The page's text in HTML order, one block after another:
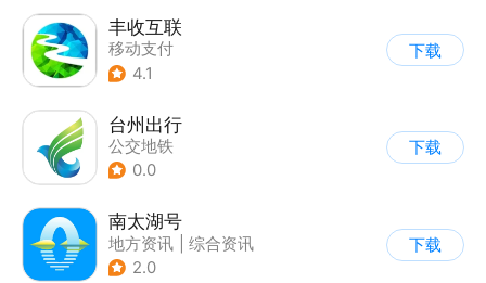
丰收互联
移动支付
4.1
下载
台州出行
公交地铁
0.0
下载
南太湖号
地方资讯
综合资讯
2.0
下载